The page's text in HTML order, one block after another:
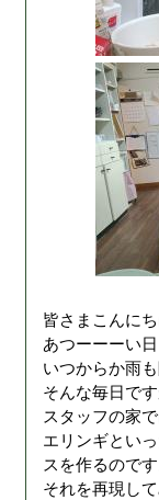
皆さまこんに
あつーーーい
いつからか雨
そんな毎日で
スタッフの家
エリンギとい
スを作るのです
それを再現し